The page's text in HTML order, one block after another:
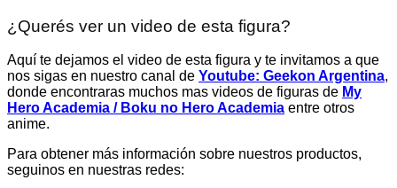
¿Querés ver un video de esta figura?
Aquí te dejamos el video de esta figura y te invitamos a que
nos sigas en nuestro canal de Youtube: Geekon Argentina,
donde encontraras muchos mas videos de figuras de My
Hero Academia / Boku no Hero Academia entre otros
anime.
Para obtener más información sobre nuestros productos,
seguinos en nuestras redes: